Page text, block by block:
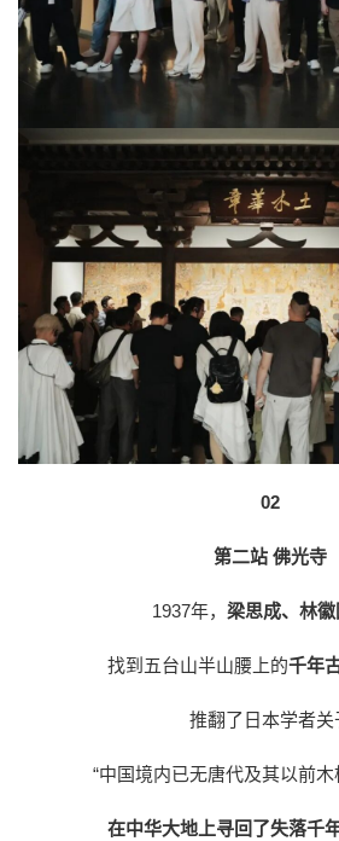
02
第二站 佛光寺
1937年， 梁思成、林徽
找到五台山半山腰上的千年
推翻了日本学者关
“中国境内已无唐代及其以前木
在中华大地上寻回了失落千